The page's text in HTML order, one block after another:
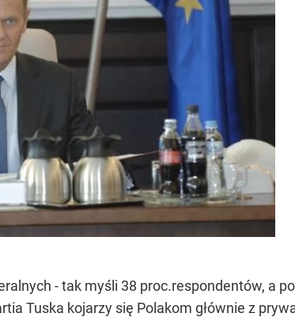
- tak myśli 38 proc.respondentów, a
Tuska kojarzy się Polakom głównie z